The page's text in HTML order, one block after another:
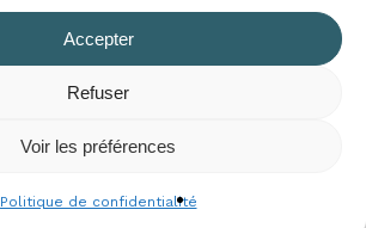
Accepter
Refuser
Voir les préférences
Politique de confidentialité